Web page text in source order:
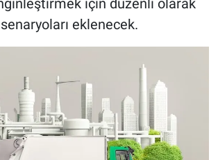
için düzenli olarak
eklenecek.